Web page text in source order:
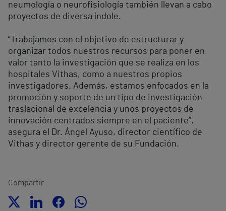
neumología o neurofisiología también llevan a cabo
proyectos de diversa índole.
“Trabajamos con el objetivo de estructurar y
organizar todos nuestros recursos para poner en
valor tanto la investigación que se realiza en los
hospitales Vithas, como a nuestros propios
investigadores. Además, estamos enfocados en la
promoción y soporte de un tipo de investigación
traslacional de excelencia y unos proyectos de
innovación centrados siempre en el paciente”,
asegura el Dr. Ángel Ayuso, director científico de
Vithas y director gerente de su Fundación.
Compartir